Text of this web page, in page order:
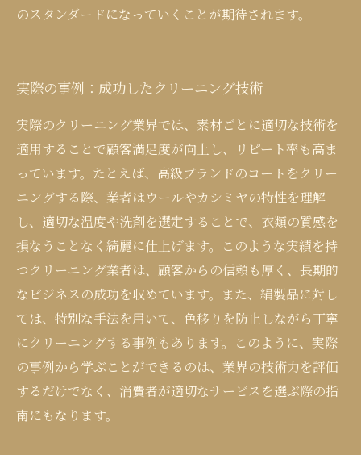
のスタンダードになっていくことが期待されます。
実際の事例：成功したクリーニング技術
実際のクリーニング業界では、素材ごとに適切な技術を
適用することで顧客満足度が向上し、リピート率も高ま
っています。たとえば、高級ブランドのコートをクリー
ニングする際、業者はウールやカシミヤの特性を理解
し、適切な温度や洗剤を選定することで、衣類の質感を
損なうことなく綺麗に仕上げます。このような実績を持
つクリーニング業者は、顧客からの信頼も厚く、長期的
なビジネスの成功を収めています。また、絹製品に対し
ては、特別な手法を用いて、色移りを防止しながら丁寧
にクリーニングする事例もあります。このように、実際
の事例から学ぶことができるのは、業界の技術力を評価
するだけでなく、消費者が適切なサービスを選ぶ際の指
南にもなります。